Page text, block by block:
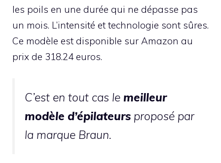
les poils en une durée qui ne dépasse pas
un mois. L’intensité et technologie sont sûres.
Ce modèle est disponible sur Amazon au
prix de 318.24 euros.
C’est en tout cas le meilleur
modèle d’épilateurs proposé par
la marque Braun.